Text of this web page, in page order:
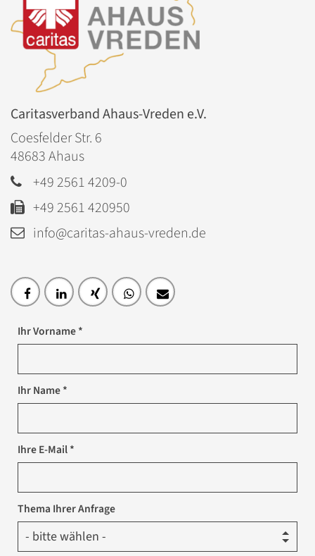
Ihr Vorname *
Ihr Name *
Ihre E-Mail *
Thema Ihrer Anfrage
Caritasverband Ahaus-Vreden e.V.
Coesfelder Str. 6
48683Ahaus
+49 2561 4209-0
+49 2561 420950
info@caritas-ahaus-vreden.de